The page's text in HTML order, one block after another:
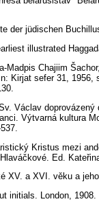
der jüdischen
illustrated
Madpis Chajiim
Kirjat sefer 31, 1956,
Václav
Výtvarná kultura
Kristus mezi
Ed.
XV. a XVI. věku a
initials. London, 1908.